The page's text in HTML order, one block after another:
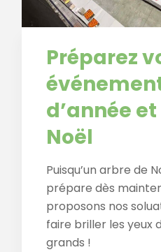
Préparez
d’année
Noël
Puisqu’un arbre de
prépare dès
proposons nos
faire briller les yeux
grands !